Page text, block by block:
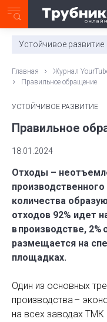
0:00/ 11:03
Устойчивое развитие
Главная
Журнал
Правильное обращение
УСТОЙЧИВОЕ РАЗВИТИЕ
Правильное
18.01.2024
Отходы –
количества
отходов 92% идет
в производстве,
размещается на
площадках.
Один из основных
производства –
на всех заводах ТМК